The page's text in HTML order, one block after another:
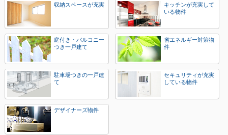
収納スペースが充実
キッチンが充実して
いる物件
庭付き・バルコニー
つき一戸建て
省エネルギー対策物
件
駐車場つきの一戸建
て
セキュリティが充実
している物件
デザイナーズ物件